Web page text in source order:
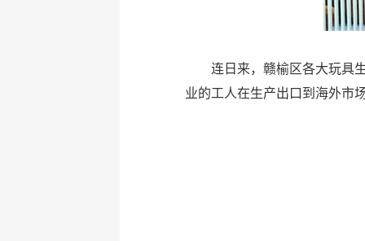
连日来，赣榆区各大玩具
业的工人在生产出口到海外市